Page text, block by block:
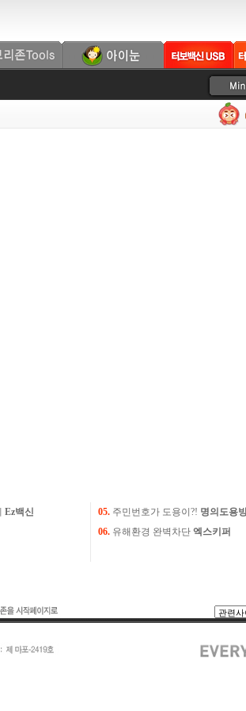
Ez백신 05. 주민번호가 도용이?! 명의도용
06. 유해환경 완벽차단 엑스키퍼